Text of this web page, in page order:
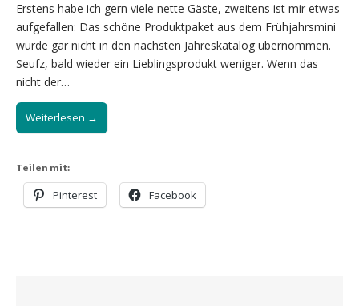
Erstens habe ich gern viele nette Gäste, zweitens ist mir etwas
aufgefallen: Das schöne Produktpaket aus dem Frühjahrsmini
wurde gar nicht in den nächsten Jahreskatalog übernommen.
Seufz, bald wieder ein Lieblingsprodukt weniger. Wenn das
nicht der…
Weiterlesen →
Teilen mit:
Pinterest Facebook